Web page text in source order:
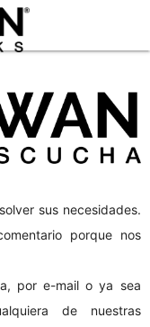
sus necesidades.
porque nos
por e-mail o ya sea
de nuestras